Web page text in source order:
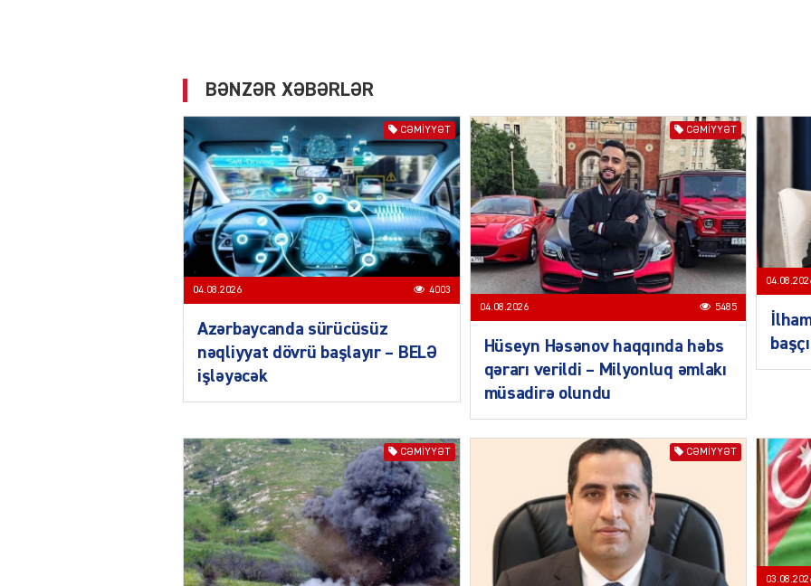
DÜNYA
BƏNZƏR XƏBƏRLƏR
CƏMIYYƏT
04.08.2026 4003
Azərbaycanda sürücüsüz
nəqliyyat dövrü başlayır – BELƏ
işləyəcək
CƏMIYYƏT
04.08.2026 5485
Hüseyn Həsənov haqqında həbs
qərarı verildi – Milyonluq əmlakı
müsadirə olundu
CƏMIYYƏT CƏMIYYƏT